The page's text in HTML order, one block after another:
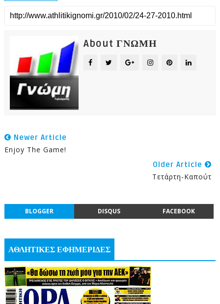
About ΓΝΩΜΗ
Newer Article
Enjoy The Game!
Older Article
Τετάρτη-Καπούτ
BLOGGER DISQUS FACEBOOK
ΑΘΛΗΤΙΚΕΣ ΕΦΗΜΕΡΙΔΕΣ